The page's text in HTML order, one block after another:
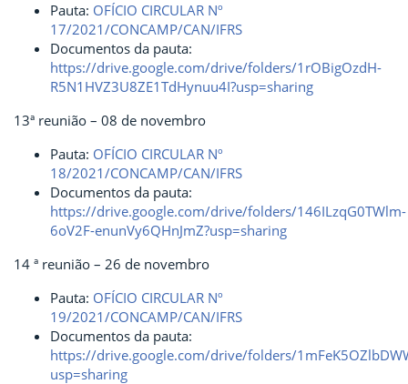
Pauta: OFÍCIO CIRCULAR Nº
17/2021/CONCAMP/CAN/IFRS
Documentos da pauta:
https://drive.google.com/drive/folders/1rOBigOzdH-
R5N1HVZ3U8ZE1TdHynuu4I?usp=sharing
13ª reunião – 08 de novembro
Pauta: OFÍCIO CIRCULAR Nº
18/2021/CONCAMP/CAN/IFRS
Documentos da pauta:
https://drive.google.com/drive/folders/146ILzqG0TWlm-
6oV2F-enunVy6QHnJmZ?usp=sharing
14 ª reunião – 26 de novembro
Pauta: OFÍCIO CIRCULAR Nº
19/2021/CONCAMP/CAN/IFRS
Documentos da pauta:
https://drive.google.com/drive/folders/
usp=sharing